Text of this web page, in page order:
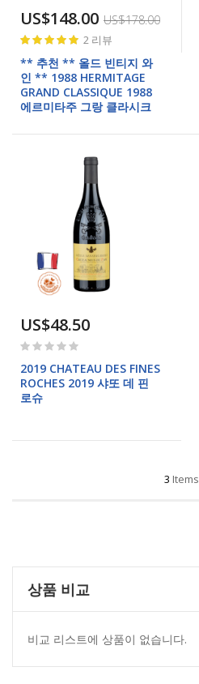
US$148.00 US$178.00
Rating:
2 리뷰
** 추천 ** 올드 빈티지 와
인 ** 1988 HERMITAGE
GRAND CLASSIQUE 1988
에르미타주 그랑 클라시크
US$48.50
Rating:
2019 CHATEAU DES FINES
ROCHES 2019 샤또 데 핀
로슈
3 Items
상품 비교
비교 리스트에 상품이 없습니다.